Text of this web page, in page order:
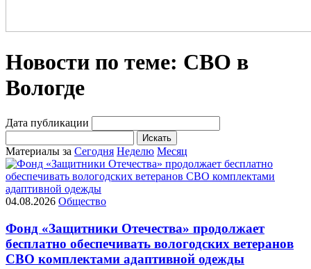
Новости по теме: СВО в
Вологде
Дата публикации
Искать
Материалы за Сегодня Неделю Месяц
04.08.2026 Общество
Фонд «Защитники Отечества» продолжает
бесплатно обеспечивать вологодских ветеранов
СВО комплектами адаптивной одежды